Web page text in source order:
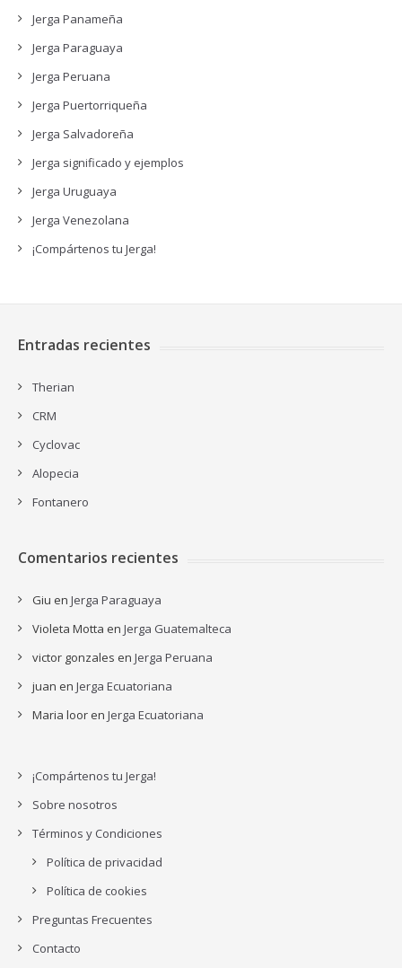
Jerga Panameña
Jerga Paraguaya
Jerga Peruana
Jerga Puertorriqueña
Jerga Salvadoreña
Jerga significado y ejemplos
Jerga Uruguaya
Jerga Venezolana
¡Compártenos tu Jerga!
Entradas recientes
Therian
CRM
Cyclovac
Alopecia
Fontanero
Comentarios recientes
Giu en Jerga Paraguaya
Violeta Motta en Jerga Guatemalteca
victor gonzales en Jerga Peruana
juan en Jerga Ecuatoriana
Maria loor en Jerga Ecuatoriana
¡Compártenos tu Jerga!
Sobre nosotros
Términos y Condiciones
Política de privacidad
Política de cookies
Preguntas Frecuentes
Contacto